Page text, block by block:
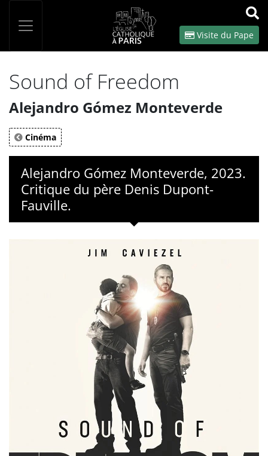
OK
Visite du Pape
Sound of Freedom
Alejandro Gómez Monteverde
Cinéma
Alejandro Gómez Monteverde, 2023.
Critique du père Denis Dupont-
Fauville.
Panneau de gestion des cookies